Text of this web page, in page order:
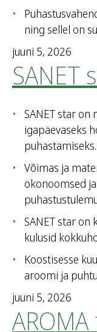
ning sellel on
juuni 5, 2026
SANET
SANET star
igapäevaseks
puhastamiseks.
Võimas ja
ökonoomsed
SANET star
kulusid
Koostisesse
aroomi ja
juuni 5, 2026